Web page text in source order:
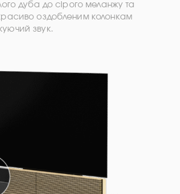
дуба до сірого меланжу та
оздобленим колонкам
звук.